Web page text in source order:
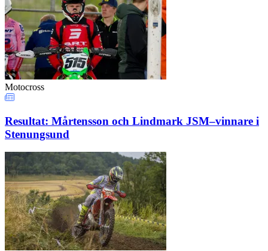
Motocross
Resultat: Mårtensson och Lindmark JSM–vinnare i
Stenungsund